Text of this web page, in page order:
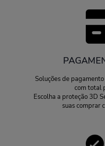
Soluções de
com total
Escolha a proteção 3D
suas comprar